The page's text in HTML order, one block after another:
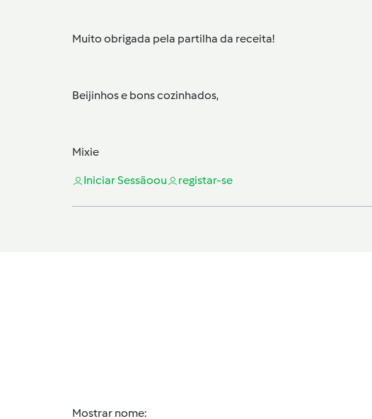
Muito obrigada pela partilha da receita!
Beijinhos e bons cozinhados,
Mixie
Iniciar Sessãoou registar-se
Mostrar nome: